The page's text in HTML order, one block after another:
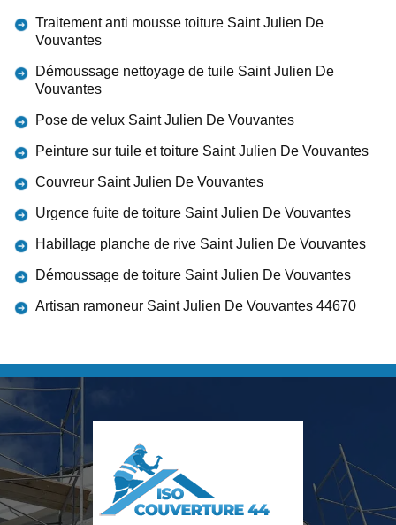
Traitement anti mousse toiture Saint Julien De
Vouvantes
Démoussage nettoyage de tuile Saint Julien De
Vouvantes
Pose de velux Saint Julien De Vouvantes
Peinture sur tuile et toiture Saint Julien De Vouvantes
Couvreur Saint Julien De Vouvantes
Urgence fuite de toiture Saint Julien De Vouvantes
Habillage planche de rive Saint Julien De Vouvantes
Démoussage de toiture Saint Julien De Vouvantes
Artisan ramoneur Saint Julien De Vouvantes 44670